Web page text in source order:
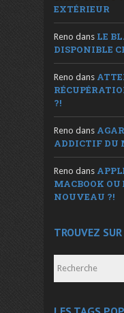
EXTÉRIEUR
Reno dans LE
DISPONIBLE
Reno dans
?!
Reno dans
ADDICTIF DU
Reno dans
MACBOOK
NOUVEAU ?!
TROUVEZ